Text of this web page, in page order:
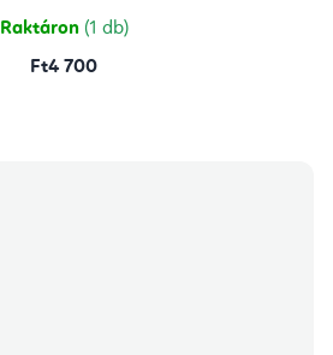
Raktáron (1 db)
Ft4 700